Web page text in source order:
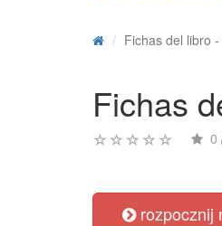
Fichas del libro
Fichas
0
rozpocznij